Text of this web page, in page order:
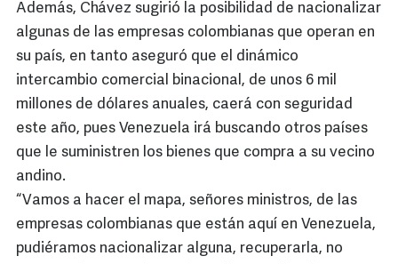
Además, Chávez sugirió la posibilidad de nacionalizar
algunas de las empresas colombianas que operan en
su país, en tanto aseguró que el dinámico
intercambio comercial binacional, de unos 6 mil
millones de dólares anuales, caerá con seguridad
este año, pues Venezuela irá buscando otros países
que le suministren los bienes que compra a su vecino
andino.
“Vamos a hacer el mapa, señores ministros, de las
empresas colombianas que están aquí en Venezuela,
pudiéramos nacionalizar alguna, recuperarla, no